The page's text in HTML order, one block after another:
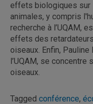
effets biologiques
animales, y compris
recherche à l’UQAM,
effets des
oiseaux. Enfin,
l’UQAM, se
oiseaux.
Tagged conférence,